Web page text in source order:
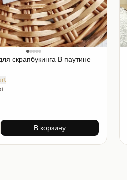
скрапбукинга В паутине
В корзину